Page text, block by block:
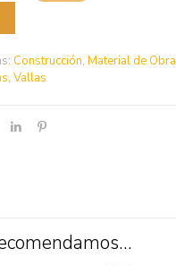
Construcción, Material de Obra
, Vallas